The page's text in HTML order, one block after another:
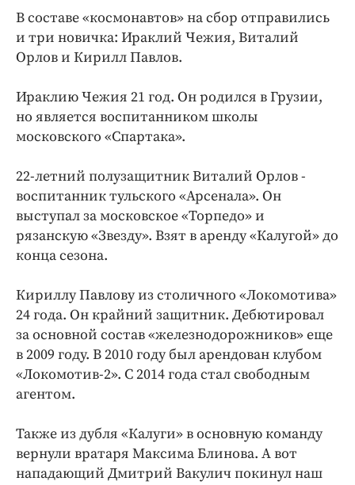
Медиаперсона
Интересное чтиво
Клиника года
Работодатель года
В составе «космонавтов» на сбор отправились
и три новичка: Ираклий Чежия, Виталий
Орлов и Кирилл Павлов.
Ираклию Чежия 21 год. Он родился в Грузии,
но является воспитанником школы
московского «Спартака».
22-летний полузащитник Виталий Орлов -
воспитанник тульского «Арсенала». Он
выступал за московское «Торпедо» и
рязанскую «Звезду». Взят в аренду «Калугой» до
конца сезона.
Кириллу Павлову из столичного «Локомотива»
24 года. Он крайний защитник. Дебютировал
за основной состав «железнодорожников» еще
в 2009 году. В 2010 году был арендован клубом
«Локомотив-2». С 2014 года стал свободным
агентом.
Также из дубля «Калуги» в основную команду
вернули вратаря Максима Блинова. А вот
нападающий Дмитрий Вакулич покинул наш